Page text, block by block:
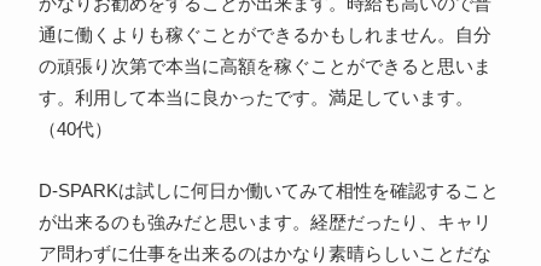
通に働くよりも稼ぐことができるかもしれません。自分
の頑張り次第で本当に高額を稼ぐことができると思いま
す。利用して本当に良かったです。満足しています。
（40代）
D-SPARKは試しに何日か働いてみて相性を確認すること
が出来るのも強みだと思います。経歴だったり、キャリ
ア問わずに仕事を出来るのはかなり素晴らしいことだな